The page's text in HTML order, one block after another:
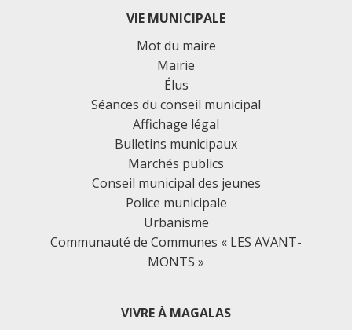
VIE MUNICIPALE
Mot du maire
Mairie
Élus
Séances du conseil municipal
Affichage légal
Bulletins municipaux
Marchés publics
Conseil municipal des jeunes
Police municipale
Urbanisme
Communauté de Communes « LES AVANT-
MONTS »
VIVRE À MAGALAS